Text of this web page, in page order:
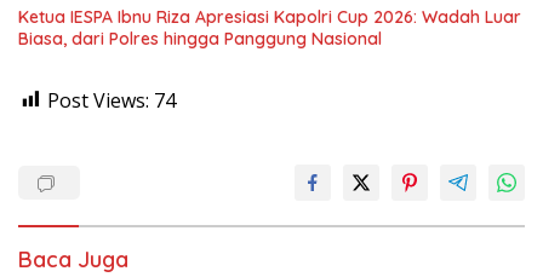
Ketua IESPA Ibnu Riza Apresiasi Kapolri Cup 2026: Wadah Luar
Biasa, dari Polres hingga Panggung Nasional
Post Views: 74
Baca Juga